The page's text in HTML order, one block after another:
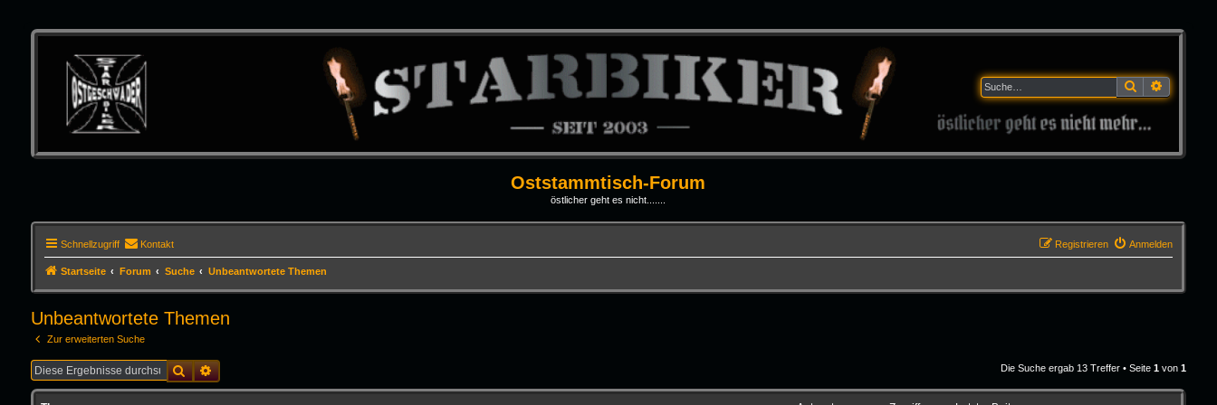
Suche
Oststammtisch-Forum
östlicher geht es nicht.......
Schnellzugriff Kontakt Anmelden
Registrieren
Startseite Forum Suche Unbeantwortete Themen
Unbeantwortete Themen
Zur erweiterten Suche
SucheErweiterte Suche Die Suche ergab 13 Treffer • Seite1 von1